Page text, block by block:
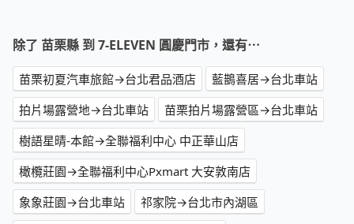
除了 苗栗縣 到 7-ELEVEN 圓慶門市，還有⋯
苗栗初夏汽車旅館→台北君品酒店
藍鵲喜居→台北車站
拍片場露營地→台北車站
苗栗拍片場露營區→台北車站
樹語星晴-本館→全聯福利中心 中正華山店
橄欖莊園→全聯福利中心Pxmart 大安敦南店
象象莊園→台北車站
祁家院→台北市內湖區